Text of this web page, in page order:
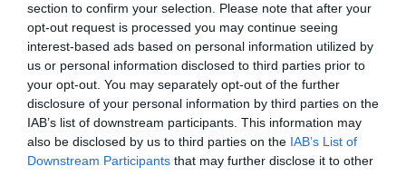
section to confirm your selection. Please note that after your
opt-out request is processed you may continue seeing
interest-based ads based on personal information utilized by
us or personal information disclosed to third parties prior to
your opt-out. You may separately opt-out of the further
disclosure of your personal information by third parties on the
IAB’s list of downstream participants. This information may
also be disclosed by us to third parties on the IAB’s List of
Downstream Participants that may further disclose it to other
fizičkoj kondiciji i općem zdravlju. Osobe s većim postotkom
mišićne mase mogu imati veću težinu, ali i dalje biti u izvrsnoj
formi.
Faktori koji utječu na idealnu težinu
Metabolizam Metabolizam određuje koliko brzo tijelo
sagorijeva kalorije. Brži metabolizam znači da osoba može